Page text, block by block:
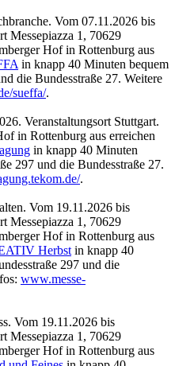
Vom 07.11.2026 bis
Messepiazza 1, 70629
Hof in Rottenburg aus
in knapp 40 Minuten bequem
die Bundesstraße 27. Weitere
sueffa/.
Veranstaltungsort Stuttgart.
in Rottenburg aus erreichen
in knapp 40 Minuten
297 und die Bundesstraße 27.
.
Vom 19.11.2026 bis
Messepiazza 1, 70629
Hof in Rottenburg aus
Herbst in knapp 40
297 und die
www.messe-
Vom 19.11.2026 bis
Messepiazza 1, 70629
Hof in Rottenburg aus